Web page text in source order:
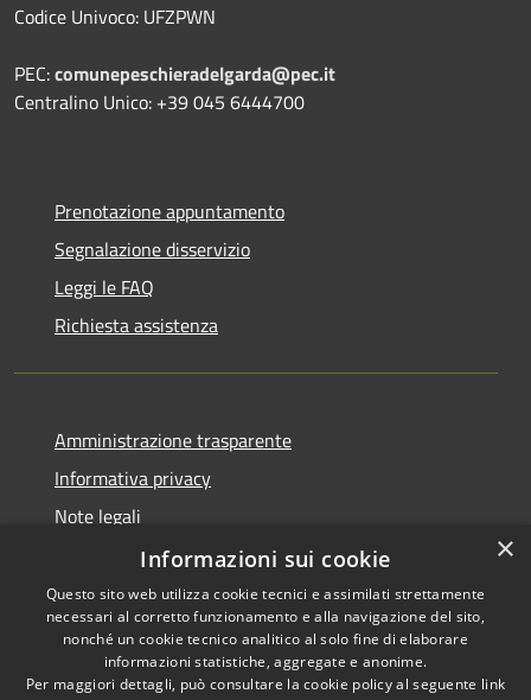
Codice Univoco: UFZPWN
PEC:comunepeschieradelgarda@pec.it
Centralino Unico: +39 045 6444700
Prenotazione appuntamento
Segnalazione disservizio
Leggi le FAQ
Richiesta assistenza
Amministrazione trasparente
Informativa privacy
Note legali
Dichiarazione di accessibilità
RSS
Copyright © 2026 • Comune di
×
Informazioni sui cookie
Questo sito web utilizza cookie tecnici e assimilati strettamente
necessari al corretto funzionamento e alla navigazione del sito,
nonché un cookie tecnico analitico al solo fine di elaborare
informazioni statistiche, aggregate e anonime.
Per maggiori dettagli, può consultare la cookie policy al seguente link